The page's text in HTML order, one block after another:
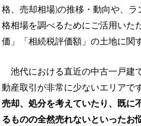
格、売却相場)の推移・動向や、
格相場を調べるためにご活用いた
価」「相続税評価額」の土地に関
池代における直近の中古一戸建
動産取引が非常に少ないエリアで
売却、処分を考えていたり、既に
るものの全然売れないといったお